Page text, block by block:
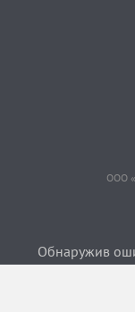
ООО
Обнаружив